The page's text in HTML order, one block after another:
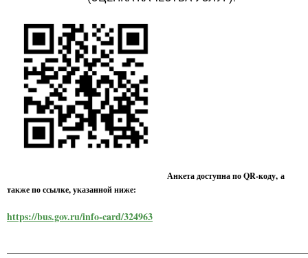
Анкета доступна по QR-коду, а
также по ссылке, указанной ниже:
https://bus.gov.ru/info-card/324963